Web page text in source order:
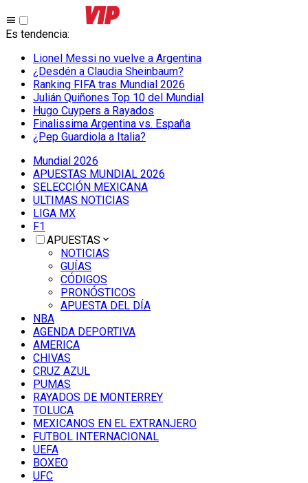
Es tendencia:
Lionel Messi no vuelve a Argentina
¿Desdén a Claudia Sheinbaum?
Ranking FIFA tras Mundial 2026
Julián Quiñones Top 10 del Mundial
Hugo Cuypers a Rayados
Finalissima Argentina vs. España
¿Pep Guardiola a Italia?
Mundial 2026
APUESTAS MUNDIAL 2026
SELECCIÓN MEXICANA
ULTIMAS NOTICIAS
LIGA MX
F1
APUESTAS
NOTICIAS
GUÍAS
CÓDIGOS
PRONÓSTICOS
APUESTA DEL DÍA
NBA
AGENDA DEPORTIVA
AMERICA
CHIVAS
CRUZ AZUL
PUMAS
RAYADOS DE MONTERREY
TOLUCA
MEXICANOS EN EL EXTRANJERO
FUTBOL INTERNACIONAL
UEFA
BOXEO
UFC